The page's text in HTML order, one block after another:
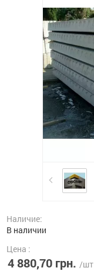
Наличие:
В наличии
Цена :
4 880,70 грн. /шт